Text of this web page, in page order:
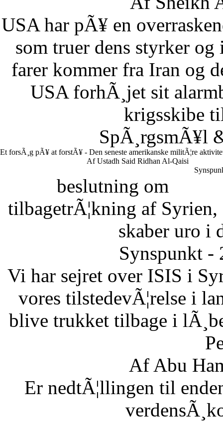
USA har pÃ¥ en
som truer dens styrker og
farer kommer fra Iran og
USA forhÃ¸jet sit
krigsskibe
SpÃ¸rgsmÃ¥l
Et forsÃ¸g pÃ¥ at forstÃ¥ - Den seneste amerikanske militÃ¦re
Af Ustadh Said Ridhan Al-Qaisi
beslutning om
tilbagetrÃ¦kning af Syrien,
skaber uro i
Synspunkt -
Vi har sejret over ISIS i
vores tilstedevÃ¦relse i
blive trukket tilbage i
Af Abu
Er nedtÃ¦llingen til